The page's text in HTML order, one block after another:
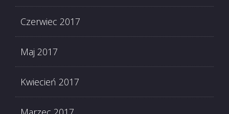
Czerwiec 2017
Maj 2017
Kwiecień 2017